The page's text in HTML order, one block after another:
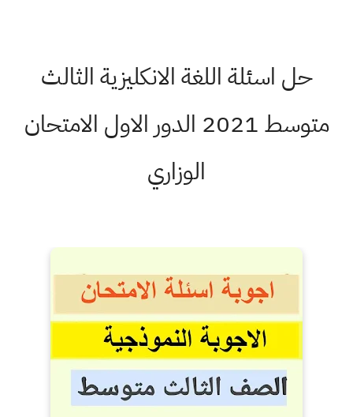
حل اسئلة اللغة الانكليزية الثالث
متوسط 2021 الدور الاول الامتحان
الوزاري